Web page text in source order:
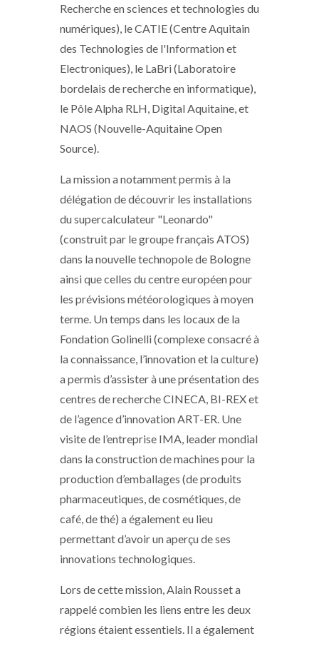
Recherche en sciences et technologies du
numériques), le CATIE (Centre Aquitain
des Technologies de l'Information et
Electroniques), le LaBri (Laboratoire
bordelais de recherche en informatique),
le Pôle Alpha RLH, Digital Aquitaine, et
NAOS (Nouvelle-Aquitaine Open
Source).
La mission a notamment permis à la
délégation de découvrir les installations
du supercalculateur "Leonardo"
(construit par le groupe français ATOS)
dans la nouvelle technopole de Bologne
ainsi que celles du centre européen pour
les prévisions météorologiques à moyen
terme. Un temps dans les locaux de la
Fondation Golinelli (complexe consacré à
la connaissance, l’innovation et la culture)
a permis d’assister à une présentation des
centres de recherche CINECA, BI-REX et
de l’agence d’innovation ART-ER. Une
visite de l’entreprise IMA, leader mondial
dans la construction de machines pour la
production d’emballages (de produits
pharmaceutiques, de cosmétiques, de
café, de thé) a également eu lieu
permettant d’avoir un aperçu de ses
innovations technologiques.
Lors de cette mission, Alain Rousset a
rappelé combien les liens entre les deux
régions étaient essentiels. Il a également